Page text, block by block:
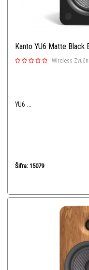
Kanto YU6 Matte Black
- Wireless
YU6 ...
Šifra: 15079